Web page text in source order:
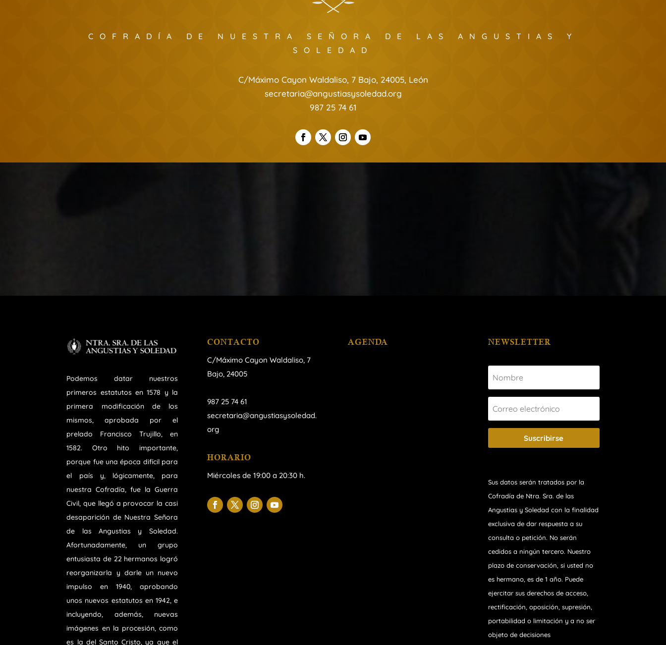
COFRADÍA DE NUESTRA SEÑORA DE LAS ANGUSTIAS Y
SOLEDAD
C/Máximo Cayon Waldaliso, 7 Bajo, 24005, León
secretaria@angustiasysoledad.org
987 25 74 61
Podemos datar nuestros
primeros estatutos en 1578 y la
primera modificación de los
mismos, aprobada por el
prelado Francisco Trujillo, en
1582. Otro hito importante,
porque fue una época difícil para
el país y, lógicamente, para
nuestra Cofradía, fue la Guerra
Civil, que llegó a provocar la casi
desaparición de Nuestra Señora
de las Angustias y Soledad.
Afortunadamente, un grupo
entusiasta de 22 hermanos logró
reorganizarla y darle un nuevo
impulso en 1940, aprobando
unos nuevos estatutos en 1942, e
incluyendo, además, nuevas
imágenes en la procesión, como
es la del Santo Cristo, ya que el
CONTACTO
C/Máximo Cayon Waldaliso, 7
Bajo, 24005
987 25 74 61
secretaria@angustiasysoledad.
org
HORARIO
Miércoles de 19:00 a 20:30 h.
AGENDA NEWSLETTER
Suscribirse
Sus datos serán tratados por la
Cofradía de Ntra. Sra. de las
Angustias y Soledad con la finalidad
exclusiva de dar respuesta a su
consulta o petición. No serán
cedidos a ningún tercero. Nuestro
plazo de conservación, si usted no
es hermano, es de 1 año. Puede
ejercitar sus derechos de acceso,
rectificación, oposición, supresión,
portabilidad o limitación y a no ser
objeto de decisiones